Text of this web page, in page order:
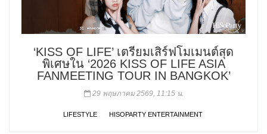
‘KISS OF LIFE’ เตรียมเสิร์ฟโมเมนต์สุด
พิเศษใน ‘2026 KISS OF LIFE ASIA
FANMEETING TOUR IN BANGKOK’
29 พฤษภาคม 2569, 11:15 น.
LIFESTYLE HISOPARTY ENTERTAINMENT